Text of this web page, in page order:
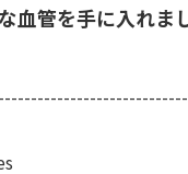
血管を手に入れま